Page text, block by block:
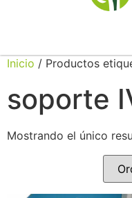
Inicio / Productos
soporte
Mostrando el único